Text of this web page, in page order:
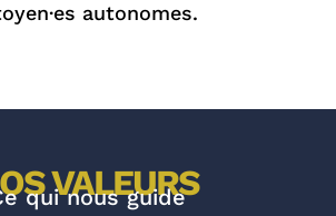
autonomes.
VALEURS
qui nous guide